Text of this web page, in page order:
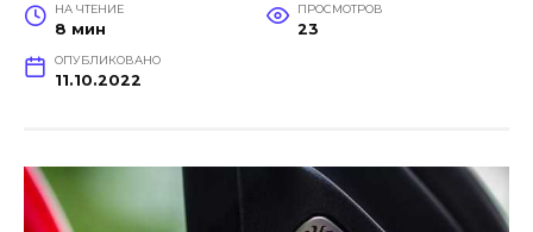
НА ЧТЕНИЕ
8 мин
ПРОСМОТРОВ
23
ОПУБЛИКОВАНО
11.10.2022